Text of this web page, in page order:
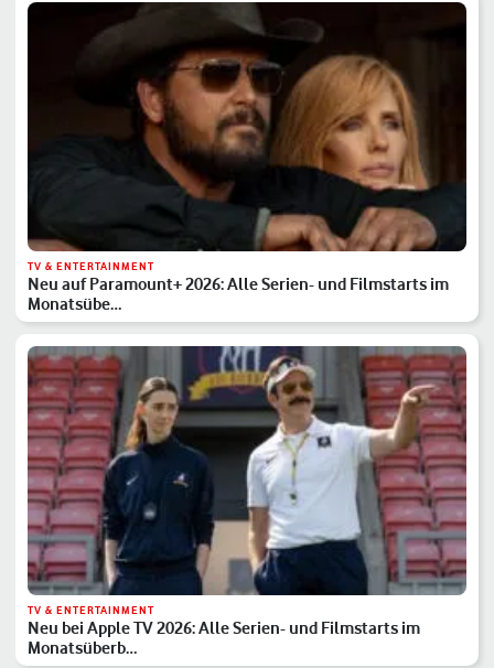
TV & ENTERTAINMENT
Neu auf Paramount+ 2026: Alle Serien- und Filmstarts im
Monatsübe…
TV & ENTERTAINMENT
Neu bei Apple TV 2026: Alle Serien- und Filmstarts im
Monatsüberb…